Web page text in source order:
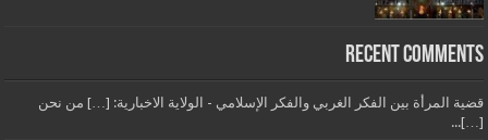
Recent Comments
قضية المرأة بين الفكر الغربي والفكر الإسلامي - الولاية الاخبارية: […] من نحن
[…]...